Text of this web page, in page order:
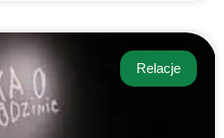
Relacje